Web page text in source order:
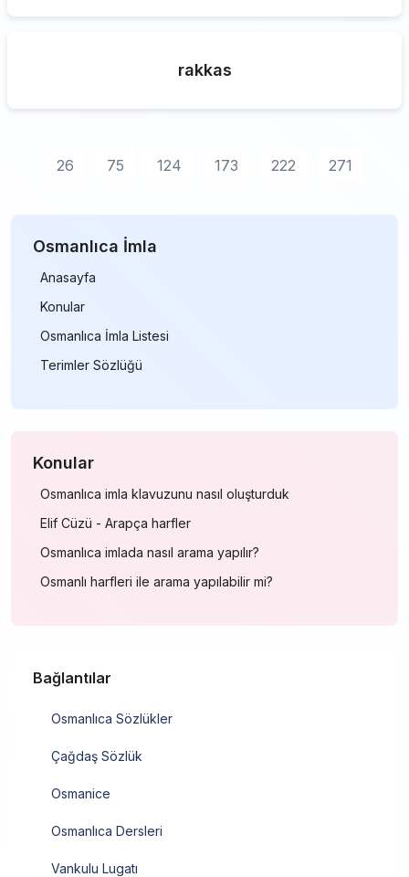
rakkas
26 75 124 173 222 271
Osmanlıca İmla
Anasayfa
Konular
Osmanlıca İmla Listesi
Terimler Sözlüğü
Konular
Osmanlıca imla klavuzunu nasıl oluşturduk
Elif Cüzü - Arapça harfler
Osmanlıca imlada nasıl arama yapılır?
Osmanlı harfleri ile arama yapılabilir mi?
Bağlantılar
Osmanlıca Sözlükler
Çağdaş Sözlük
Osmanice
Osmanlıca Dersleri
Vankulu Lugatı